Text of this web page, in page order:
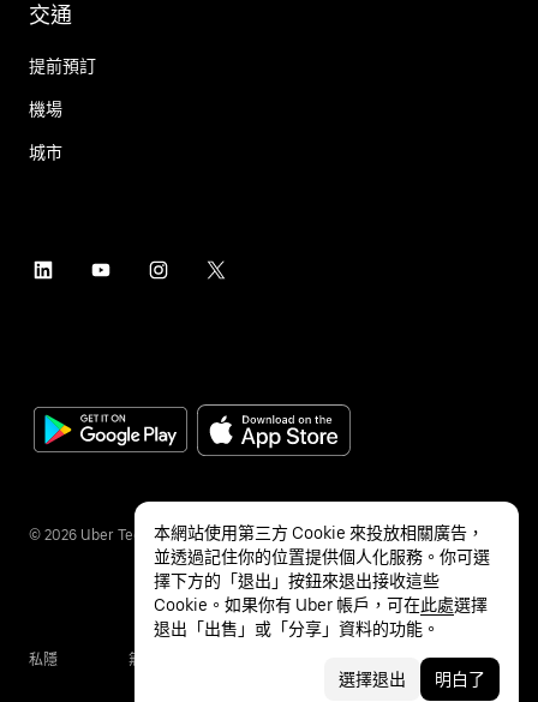
交通
提前預訂
機場
城市
© 2026 Uber Technologies Inc.
私隱 無障礙服務
本網站使用第三方 Cookie 來投放相關廣告，
並透過記住你的位置提供個人化服務。你可選
擇下方的「退出」按鈕來退出接收這些
Cookie。如果你有 Uber 帳戶，可在此處選擇
退出「出售」或「分享」資料的功能。
選擇退出 明白了